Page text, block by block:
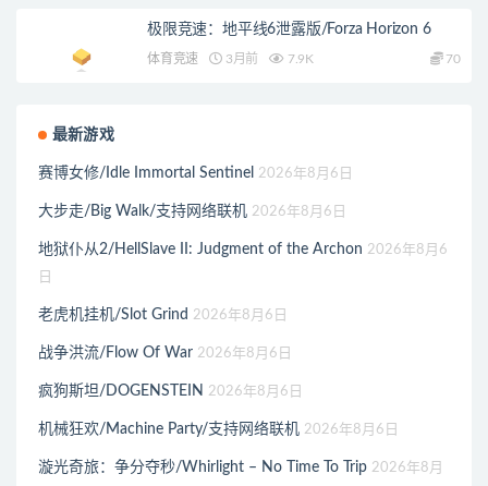
极限竞速：地平线6泄露版/Forza Horizon 6
体育竞速 3月前 7.9K 70
最新游戏
赛博女修/Idle Immortal Sentinel 2026年8月6日
大步走/Big Walk/支持网络联机 2026年8月6日
地狱仆从2/HellSlave II: Judgment of the Archon 2026年8月6
日
老虎机挂机/Slot Grind 2026年8月6日
战争洪流/Flow Of War 2026年8月6日
疯狗斯坦/DOGENSTEIN 2026年8月6日
机械狂欢/Machine Party/支持网络联机 2026年8月6日
漩光奇旅：争分夺秒/Whirlight – No Time To Trip 2026年8月